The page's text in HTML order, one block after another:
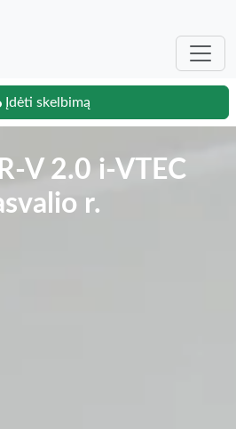
Įdėti skelbimą
V 2.0 i-VTEC
r.